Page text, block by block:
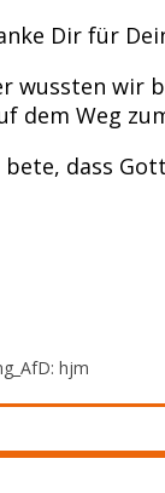
Dir für
wussten wir
dem Weg
dass
hjm